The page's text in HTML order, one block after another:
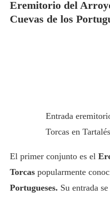
Eremitorio del
Cuevas de los
Entrada
Torcas en
El primer conjunto es el
Torcas popularmente
Portugueses. Su entrada